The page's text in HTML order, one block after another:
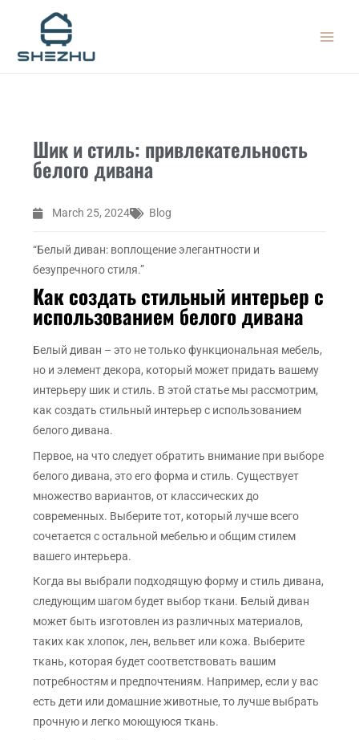
content
Шик и стиль: привлекательность
белого дивана
March 25, 2024 Blog
“Белый диван: воплощение элегантности и
безупречного стиля.”
Как создать стильный интерьер с
использованием белого дивана
Белый диван – это не только функциональная мебель,
но и элемент декора, который может придать вашему
интерьеру шик и стиль. В этой статье мы рассмотрим,
как создать стильный интерьер с использованием
белого дивана.
Первое, на что следует обратить внимание при выборе
белого дивана, это его форма и стиль. Существует
множество вариантов, от классических до
современных. Выберите тот, который лучше всего
сочетается с остальной мебелью и общим стилем
вашего интерьера.
Когда вы выбрали подходящую форму и стиль дивана,
следующим шагом будет выбор ткани. Белый диван
может быть изготовлен из различных материалов,
таких как хлопок, лен, вельвет или кожа. Выберите
ткань, которая будет соответствовать вашим
потребностям и предпочтениям. Например, если у вас
есть дети или домашние животные, то лучше выбрать
прочную и легко моющуюся ткань.